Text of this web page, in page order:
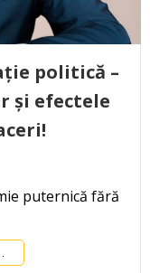
politică –
și efectele
puternică fără